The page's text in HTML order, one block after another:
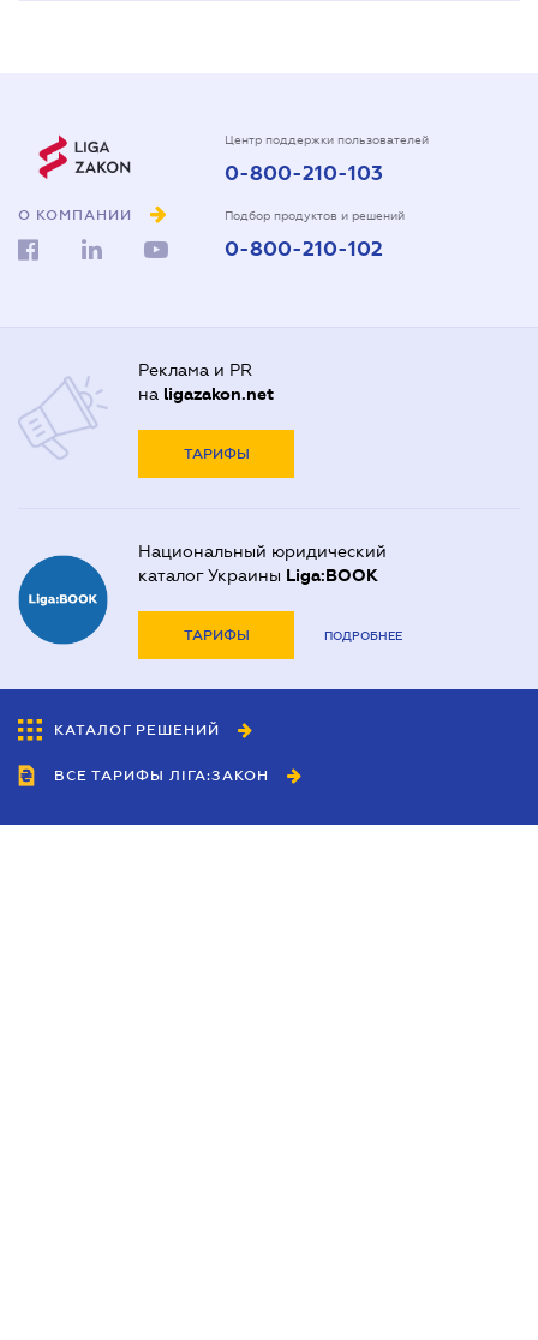
О КОМПАНИИ
Центр поддержки пользователей
0-800-210-103
Подбор продуктов и решений
0-800-210-102
Реклама и PR
на ligazakon.net
ТАРИФЫ
Национальный юридический
каталог Украины Liga:BOOK
ТАРИФЫ ПОДРОБНЕЕ
КАТАЛОГ РЕШЕНИЙ
ВСЕ ТАРИФЫ ЛІГА:ЗАКОН